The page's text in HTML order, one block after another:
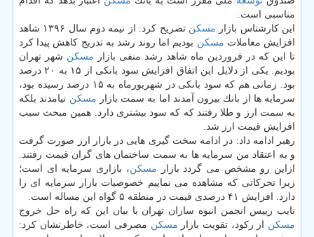
مناسبی است.
این كارشناس بازار مسكن
تصریح كرد: از نیمه دوم سال ۱۳۹۶ شاهد
افزایش معاملات مسكن بودیم اما روند رشد به تدریج كاهش پیدا كرد
تا این كه در فروردین ماه شاهد رشد منفی بازار مسكن شهر تهران
بودیم. یكی از دلایل این اتفاق افزایش سود بانكی از ۱۵ به ۲۰ درصد
بود. زمانی هم كه سود بانكی در شهریورماه به ۱۵ درصد رسیده بود،
سرمایه ها از بانك بیرون آمدند اما به سمت بازار مسكن نیامدند بلكه
به سمت ارز و طلا رفتند كه كه سود بیشتری دارد. همین مبحث سبب
افزایش قیمت ارز شد.
رهبر ادامه داد: در ادامه سخت گیری هایی در بازار ارز صورت گرفت
و به اعتقاد من سرمایه ها به سمت ساختمان های گران قیمت رفتند.
ازاین رو مشخص می گردد بازار مسكن، بازاری سرمایه ای است؛
زیرا تحركاتی كه مشاهده می نماییم خصوصیات بازار سرمایه ای را
دارد. افزایش ۴۱ درصدی قیمت در منطقه ۵ گواه این مساله است.
نایب رییس انجمن انبوه سازان تهران با بیان این كه راه حل خروج
مسكن از ركود، تقویت بازار مسكن مصرفی است، خاطرنشان كرد: